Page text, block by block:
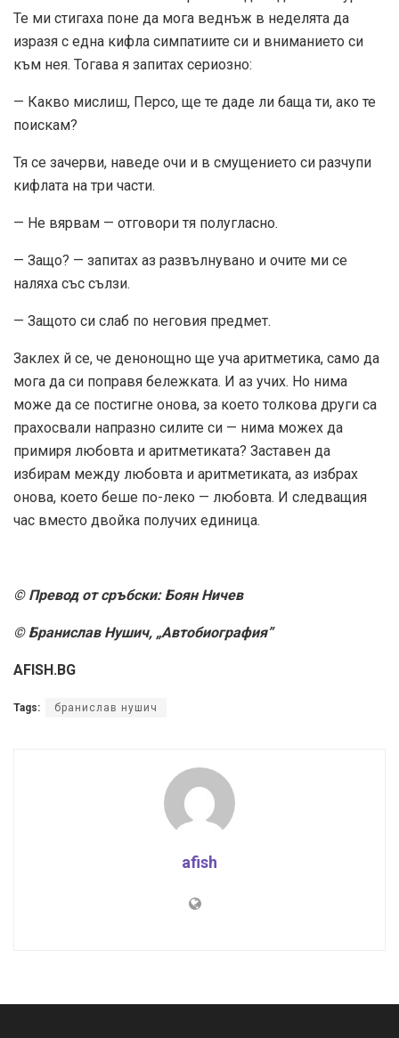
Те ми стигаха поне да мога веднъж в неделята да
изразя с една кифла симпатиите си и вниманието си
към нея. Тогава я запитах сериозно:
— Какво мислиш, Персо, ще те даде ли баща ти, ако те
поискам?
Тя се зачерви, наведе очи и в смущението си разчупи
кифлата на три части.
— Не вярвам — отговори тя полугласно.
— Защо? — запитах аз развълнувано и очите ми се
наляха със сълзи.
— Защото си слаб по неговия предмет.
Заклех й се, че денонощно ще уча аритметика, само да
мога да си поправя бележката. И аз учих. Но нима
може да се постигне онова, за което толкова други са
прахосвали напразно силите си — нима можех да
примиря любовта и аритметиката? Заставен да
избирам между любовта и аритметиката, аз избрах
онова, което беше по-леко — любовта. И следващия
час вместо двойка получих единица.
© Превод от сръбски: Боян Ничев
© Бранислав Нушич, „Автобиография”
AFISH.BG
Tags: бранислав нушич
afish